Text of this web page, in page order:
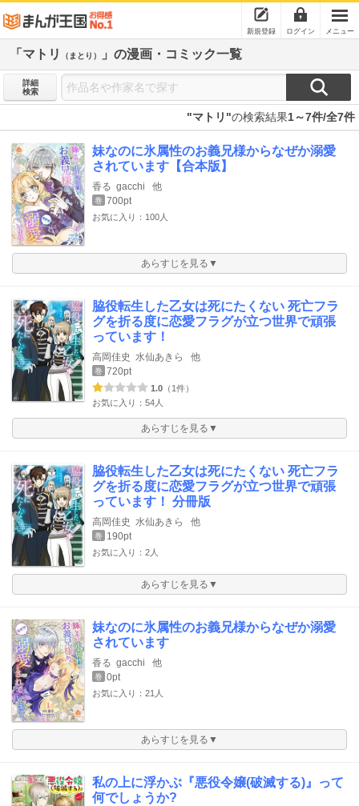
新規登録 ログイン メニュー
「マトリ （まとり） 」の漫画・コミック一覧
詳細
検索
"マトリ"の検索結果1～7件/全7件
妹なのに氷属性のお義兄様からなぜか溺愛
されています【合本版】
香る gacchi 他
巻 700pt
お気に入り：100人
あらすじを見る▼
脇役転生した乙女は死にたくない 死亡フラ
グを折る度に恋愛フラグが立つ世界で頑張
っています！
高岡佳史 水仙あきら 他
巻 720pt
1.0 （1件）
お気に入り：54人
あらすじを見る▼
脇役転生した乙女は死にたくない 死亡フラ
グを折る度に恋愛フラグが立つ世界で頑張
っています！ 分冊版
高岡佳史 水仙あきら 他
巻 190pt
お気に入り：2人
あらすじを見る▼
妹なのに氷属性のお義兄様からなぜか溺愛
されています
香る gacchi 他
巻 0pt
お気に入り：21人
あらすじを見る▼
私の上に浮かぶ『悪役令嬢(破滅する)』って
何でしょうか?